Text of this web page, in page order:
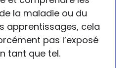
la maladie ou du
apprentissages, cela
pas l’exposé
tant que tel.